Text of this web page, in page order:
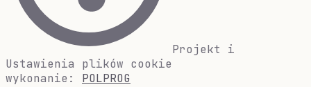
Ustawienia plików cookie
Projekt i
wykonanie:
POLPROG